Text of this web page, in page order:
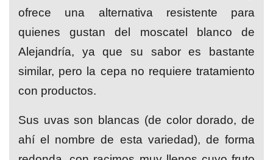
ofrece una alternativa resistente para
quienes gustan del moscatel blanco de
Alejandría, ya que su sabor es bastante
similar, pero la cepa no requiere tratamiento
con productos.
Sus uvas son blancas (de color dorado, de
ahí el nombre de esta variedad), de forma